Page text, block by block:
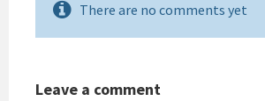
There are no comments yet
Leave a comment